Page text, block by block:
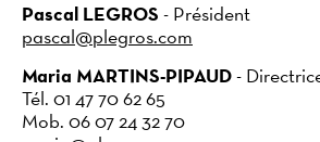
Pascal LEGROS - Président
pascal@plegros.com
Maria MARTINS-PIPAUD-
Tél. 01 47 70 62 65
Mob. 06 07 24 32 70